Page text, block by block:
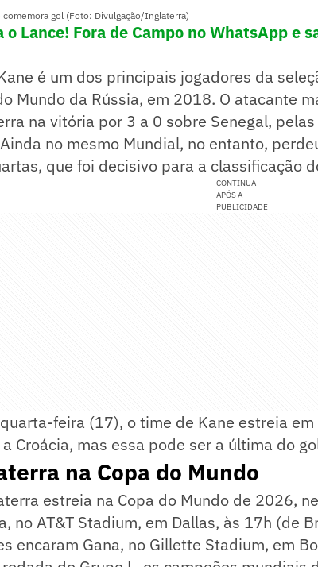
comemora gol (Foto: Divulgação/Inglaterra)
o Lance! Fora de Campo no WhatsApp e
é um dos principais jogadores da
Mundo da Rússia, em 2018. O atacante
na vitória por 3 a 0 sobre Senegal,
no mesmo Mundial, no entanto,
que foi decisivo para a classificação
CONTINUA
APÓS A
PUBLICIDADE
feira (17), o time de Kane estreia
Croácia, mas essa pode ser a última do
na Copa do Mundo
estreia na Copa do Mundo de 2026,
no AT&T Stadium, em Dallas, às 17h (de
encaram Gana, no Gillette Stadium, em